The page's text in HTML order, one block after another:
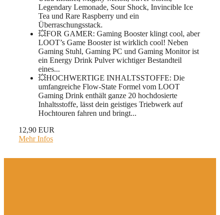
Legendary Lemonade, Sour Shock, Invincible Ice
Tea und Rare Raspberry und ein
Überraschungsstack.
💥FOR GAMER: Gaming Booster klingt cool, aber
LOOT’s Game Booster ist wirklich cool! Neben
Gaming Stuhl, Gaming PC und Gaming Monitor ist
ein Energy Drink Pulver wichtiger Bestandteil
eines...
💥HOCHWERTIGE INHALTSSTOFFE: Die
umfangreiche Flow-State Formel vom LOOT
Gaming Drink enthält ganze 20 hochdosierte
Inhaltsstoffe, lässt dein geistiges Triebwerk auf
Hochtouren fahren und bringt...
12,90 EUR
Mehr Infos